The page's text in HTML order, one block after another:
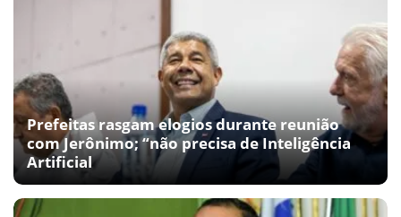
Prefeitas rasgam elogios durante reunião
com Jerônimo; “não precisa de Inteligência
Artificial